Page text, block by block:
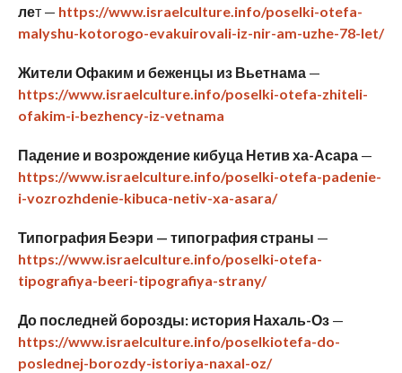
лет — https://www.israelculture.info/poselki-otefa-
malyshu-kotorogo-evakuirovali-iz-nir-am-uzhe-78-let/
Жители Офаким и беженцы из Вьетнама—
https://www.israelculture.info/poselki-otefa-zhiteli-
ofakim-i-bezhency-iz-vetnama
Падение и возрождение кибуца Нетив ха-Асара—
https://www.israelculture.info/poselki-otefa-padenie-
i-vozrozhdenie-kibuca-netiv-xa-asara/
Типография Беэри — типография страны —
https://www.israelculture.info/poselki-otefa-
tipografiya-beeri-tipografiya-strany/
До последней борозды: история Нахаль-Оз—
https://www.israelculture.info/poselkiotefa-do-
poslednej-borozdy-istoriya-naxal-oz/